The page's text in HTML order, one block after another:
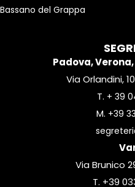
Bassano del Grappa
Padova,
Via Orlandini,
T. + 39
M. +39
Via Brunico
T. +39